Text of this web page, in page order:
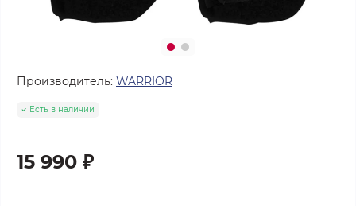
Производитель: WARRIOR
Есть в наличии
15 990 ₽